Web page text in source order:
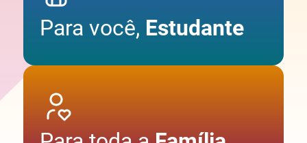
Para você, Estudante